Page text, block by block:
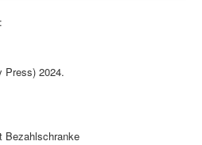
Press) 2024.
Bezahlschranke